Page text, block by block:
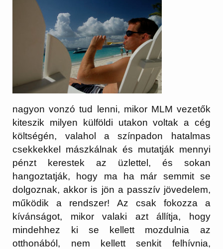
nagyon vonzó tud lenni, mikor MLM vezetők
kiteszik milyen külföldi utakon voltak a cég
költségén, valahol a színpadon hatalmas
csekkekkel mászkálnak és mutatják mennyi
pénzt kerestek az üzlettel, és sokan
hangoztatják, hogy ma ha már semmit se
dolgoznak, akkor is jön a passzív jövedelem,
működik a rendszer! Az csak fokozza a
kívánságot, mikor valaki azt állítja, hogy
mindehhez ki se kellett mozdulnia az
otthonából, nem kellett senkit felhívnia,